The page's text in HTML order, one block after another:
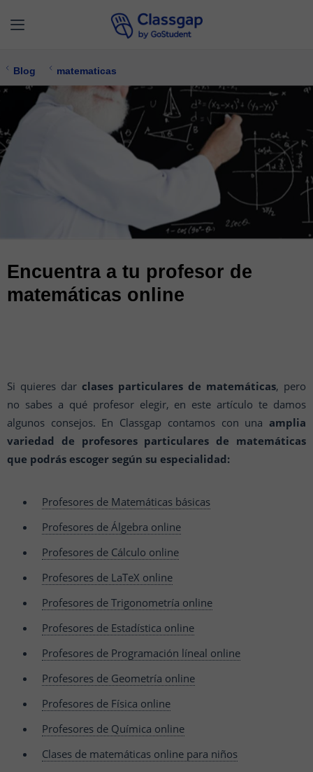
Blog matematicas
Encuentra a tu profesor de
matemáticas online
Si quieres dar clases particulares de matemáticas, pero
no sabes a qué profesor elegir, en este artículo te damos
algunos consejos. En Classgap contamos con una amplia
variedad de profesores particulares de matemáticas
que podrás escoger según su especialidad:
Profesores de Matemáticas básicas
Profesores de Álgebra online
Profesores de Cálculo online
Profesores de LaTeX online
Profesores de Trigonometría online
Profesores de Estadística online
Profesores de Programación líneal online
Profesores de Geometría online
Profesores de Física online
Profesores de Química online
Clases de matemáticas online para niños